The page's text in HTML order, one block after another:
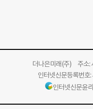
더나은미래(주)주소:
인터넷신문등록번
인터넷신문윤